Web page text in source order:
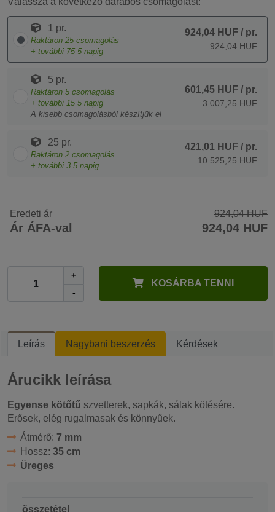
1 pr.
Raktáron 25 csomagolás
+ további 75 5 napig
924,04 HUF / pr.
924,04 HUF
5 pr.
Raktáron 5 csomagolás
+ további 15 5 napig
A kisebb csomagolásból készítjük el
601,45 HUF / pr.
3 007,25 HUF
25 pr.
Raktáron 2 csomagolás
+ további 3 5 napig
421,01 HUF / pr.
10 525,25 HUF
Eredeti ár 924,04 HUF
Ár ÁFA-val 924,04 HUF
+
-
KOSÁRBA TENNI
Leírás Nagybani beszerzés Kérdések
Árucikk leírása
Egyense kötőtű szvetterek, sapkák, sálak kötésére.
Erősek, elég rugalmasak és könnyűek.
Átmérő: 7 mm
Hossz: 35 cm
Üreges
összetétel